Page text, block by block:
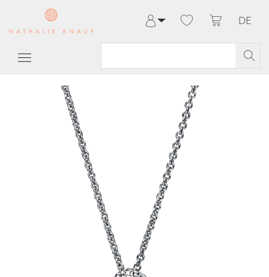
Meine Bestellungen
DE